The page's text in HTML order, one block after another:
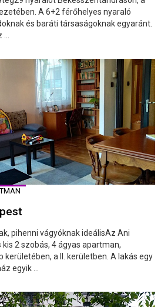
A 6+2 férőhelyes nyaraló
és baráti társaságoknak egyaránt.
...
pihenni vágyóknak ideálisAz Ani
2 szobás, 4 ágyas apartman,
kerületében, a II. kerületben. A lakás egy
egyik ...